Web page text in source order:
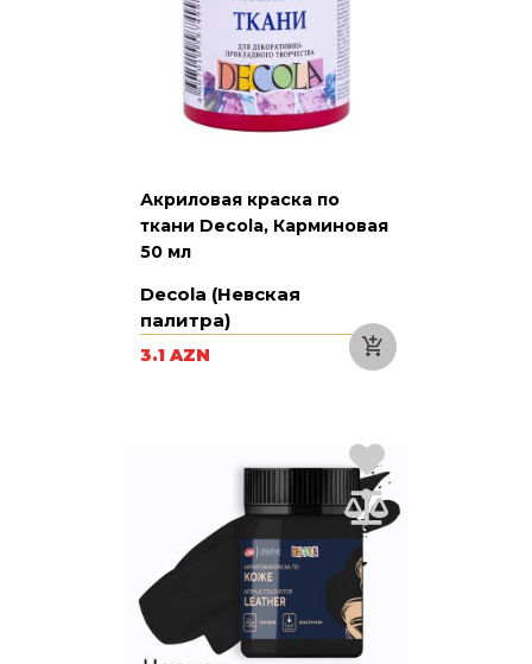
Акриловая краска по
ткани Decola, Карминовая
50 мл
Decola (Невская
палитра)
3.1 AZN